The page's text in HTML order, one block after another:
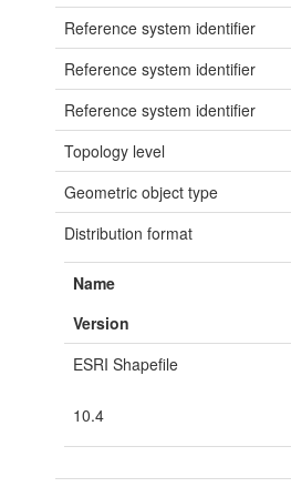
Reference system identifier
Reference system identifier
Reference system identifier
Topology level
Geometric object type
Distribution format
Name
Version
ESRI Shapefile
10.4